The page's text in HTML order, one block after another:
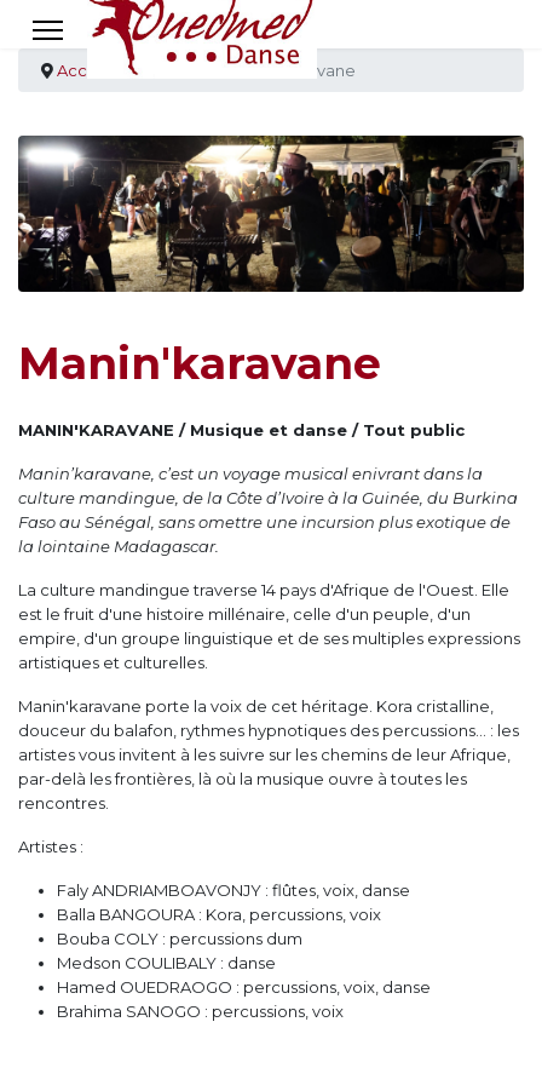
Accueil Manin'karavane
Manin'karavane
MANIN'KARAVANE / Musique et danse / Tout public
Manin’karavane, c’est un voyage musical enivrant dans la
culture mandingue, de la Côte d’Ivoire à la Guinée, du Burkina
Faso au Sénégal, sans omettre une incursion plus exotique de
la lointaine Madagascar.
La culture mandingue traverse 14 pays d'Afrique de l'Ouest. Elle
est le fruit d'une histoire millénaire, celle d'un peuple, d'un
empire, d'un groupe linguistique et de ses multiples expressions
artistiques et culturelles.
Manin'karavane porte la voix de cet héritage. Kora cristalline,
douceur du balafon, rythmes hypnotiques des percussions… : les
artistes vous invitent à les suivre sur les chemins de leur Afrique,
par-delà les frontières, là où la musique ouvre à toutes les
rencontres.
Artistes :
Faly ANDRIAMBOAVONJY : flûtes, voix, danse
Balla BANGOURA : Kora, percussions, voix
Bouba COLY : percussions dum
Medson COULIBALY : danse
Hamed OUEDRAOGO : percussions, voix, danse
Brahima SANOGO : percussions, voix